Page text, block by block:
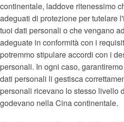
continentale, laddove ritenessimo
adeguati di protezione per tutelare
tuoi dati personali o che vengano
adeguate in conformità con i
potremmo stipulare accordi con i
personali. In ogni caso,
dati personali li gestisca
personali ricevano lo stesso livello
godevano nella Cina continentale.